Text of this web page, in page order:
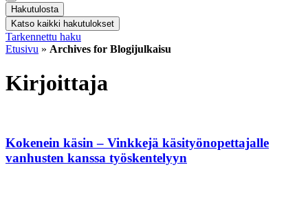
Hakutulosta
Katso kaikki hakutulokset
Tarkennettu haku
Etusivu » Archives for Blogijulkaisu
Kirjoittaja
Kokenein käsin – Vinkkejä käsityönopettajalle
vanhusten kanssa työskentelyyn